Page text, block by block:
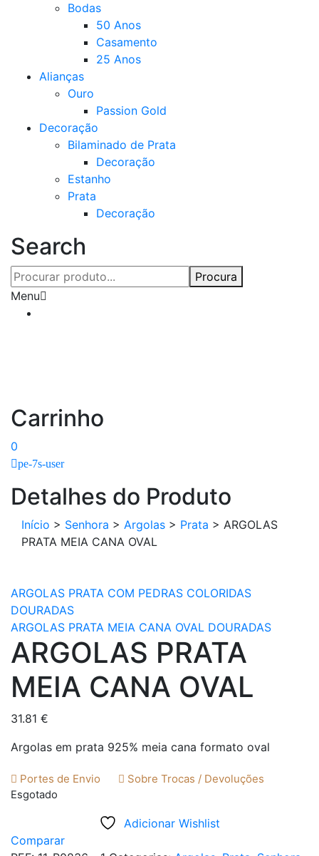
Bodas
50 Anos
Casamento
25 Anos
Alianças
Ouro
Passion Gold
Decoração
Bilaminado de Prata
Decoração
Estanho
Prata
Decoração
Search
Procura
Menu
Carrinho
0
pe-7s-user
Detalhes do Produto
Início > Senhora > Argolas > Prata > ARGOLAS
PRATA MEIA CANA OVAL
ARGOLAS PRATA COM PEDRAS COLORIDAS
DOURADAS
ARGOLAS PRATA MEIA CANA OVAL DOURADAS
ARGOLAS PRATA
MEIA CANA OVAL
31.81 €
Argolas em prata 925% meia cana formato oval
Portes de Envio Sobre Trocas / Devoluções
Esgotado
Adicionar Wishlist
Comparar